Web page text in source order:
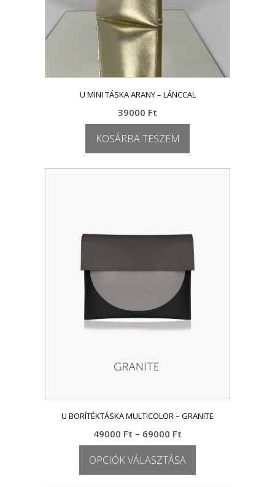
U MINI TÁSKA ARANY – LÁNCCAL
39000 Ft
KOSÁRBA TESZEM
U BORÍTÉKTÁSKA MULTICOLOR – GRANITE
49000 Ft – 69000 Ft
49000 Ft
-
69000 Ft
OPCIÓK VÁLASZTÁSA